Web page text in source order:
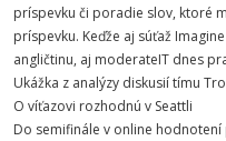
príspevku či poradie slov, ktoré
príspevku. Keďže aj súťaž
angličtinu, aj moderateIT dnes
Ukážka z analýzy diskusií tímu
O víťazovi rozhodnú v Seattli
Do semifinále v online